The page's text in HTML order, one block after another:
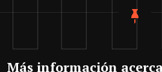
Más información